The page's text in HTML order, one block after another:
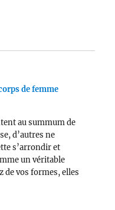
de femme
au summum de
d’autres ne
s’arrondir et
un véritable
de vos formes, elles